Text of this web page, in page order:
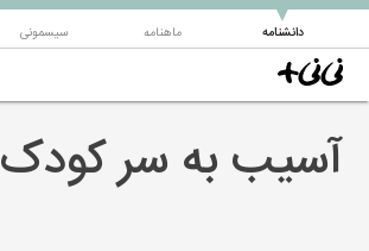
دانشنامه
▼ ماهنامه سیسمونی
آسیب به سر کودک